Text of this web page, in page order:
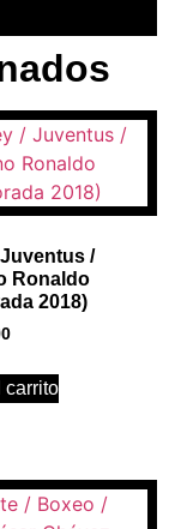
/
Ronaldo
2018)
carrito